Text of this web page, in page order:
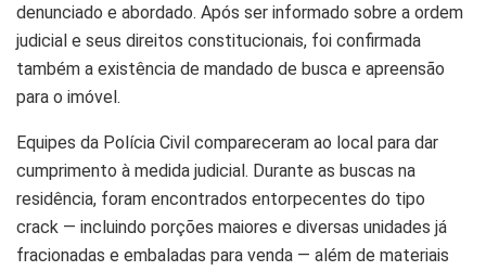
denunciado e abordado. Após ser informado sobre a ordem
judicial e seus direitos constitucionais, foi confirmada
também a existência de mandado de busca e apreensão
para o imóvel.
Equipes da Polícia Civil compareceram ao local para dar
cumprimento à medida judicial. Durante as buscas na
residência, foram encontrados entorpecentes do tipo
crack — incluindo porções maiores e diversas unidades já
fracionadas e embaladas para venda — além de materiais